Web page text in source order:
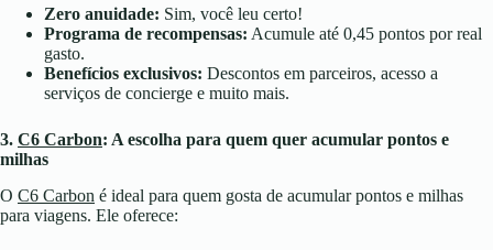
Zero anuidade: Sim, você leu certo!
Programa de recompensas: Acumule até 0,45 pontos por real
gasto.
Benefícios exclusivos: Descontos em parceiros, acesso a
serviços de concierge e muito mais.
3. C6 Carbon: A escolha para quem quer acumular pontos e
milhas
O C6 Carbon é ideal para quem gosta de acumular pontos e milhas
para viagens. Ele oferece: